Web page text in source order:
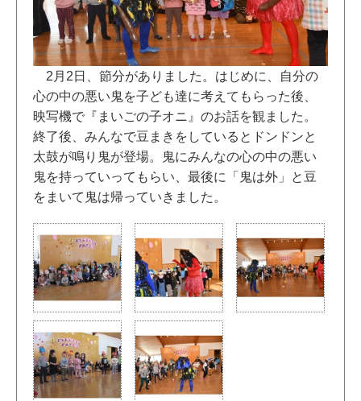
2月2日、節分がありました。はじめに、自分の
心の中の悪い鬼を子ども達に考えてもらった後、
映写機で『まいごの子オニ』のお話を観ました。
終了後、みんなで豆まきをしているとドンドンと
太鼓が鳴り鬼が登場。鬼にみんなの心の中の悪い
鬼を持っていってもらい、最後に「鬼は外」と豆
をまいて鬼は帰っていきました。